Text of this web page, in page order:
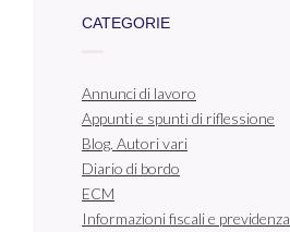
CATEGORIE
Annunci di lavoro
Appunti e spunti di riflessione
Blog. Autori vari
Diario di bordo
ECM
Informazioni fiscali e previdenza